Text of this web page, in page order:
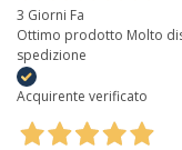
3 Giorni Fa
Ottimo prodotto Molto
spedizione
Acquirente verificato